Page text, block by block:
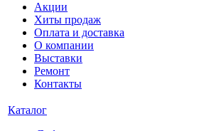
Акции
Хиты продаж
Оплата и доставка
О компании
Выставки
Ремонт
Контакты
Каталог